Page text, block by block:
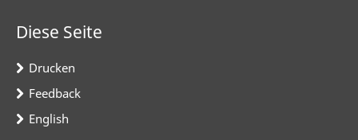
Diese Seite
Drucken
Feedback
English